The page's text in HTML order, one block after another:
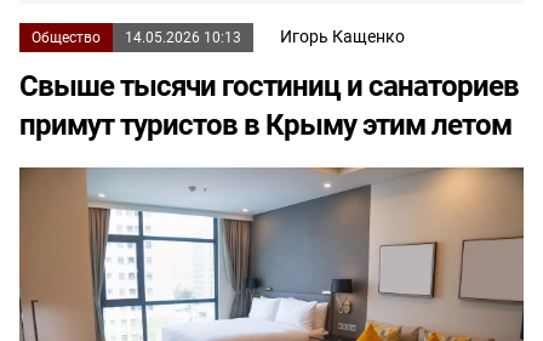
Общество 14.05.2026 10:13 Игорь Кащенко
Свыше тысячи гостиниц и санаториев
примут туристов в Крыму этим летом